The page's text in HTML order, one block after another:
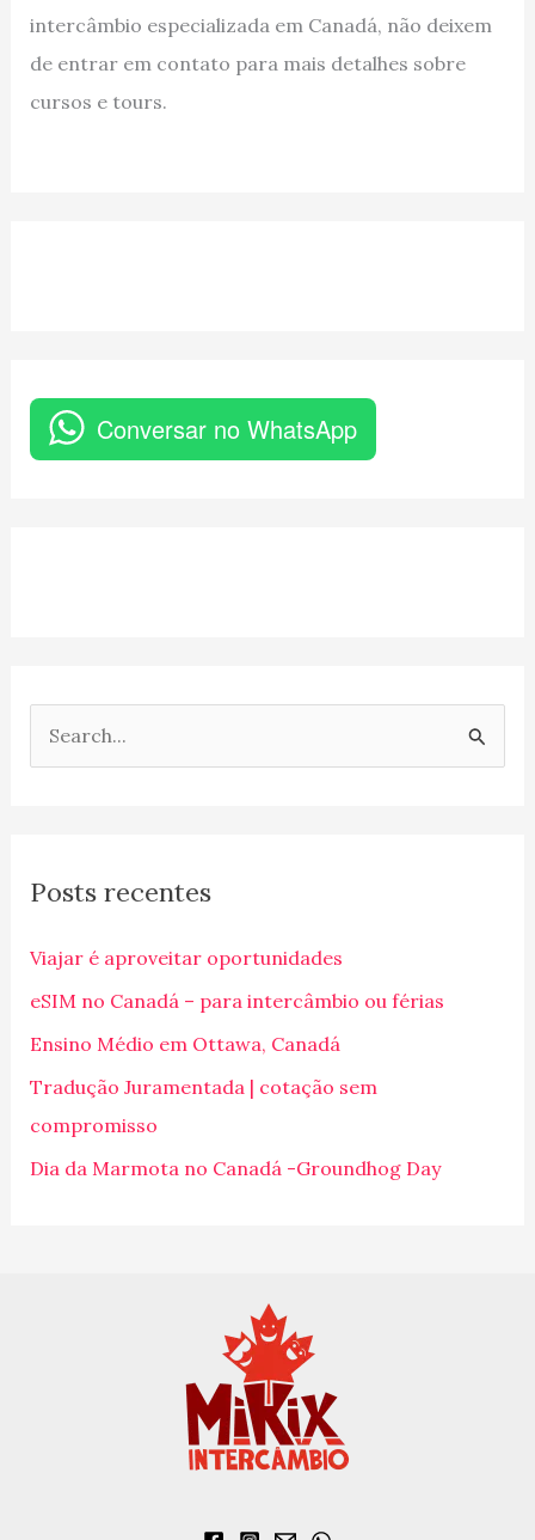
intercâmbio especializada em Canadá, não deixem
de entrar em contato para mais detalhes sobre
cursos e tours.
Conversar no WhatsApp
u
s
a
r
p
o
r
Posts recentes
Viajar é aproveitar oportunidades
eSIM no Canadá – para intercâmbio ou férias
Ensino Médio em Ottawa, Canadá
Tradução Juramentada | cotação sem
compromisso
Dia da Marmota no Canadá -Groundhog Day